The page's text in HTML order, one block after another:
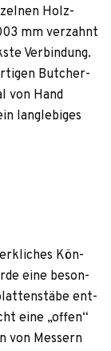
Holz­
mm ver­zahnt
Ver­bin­dung.
But­cher­
von Hand
lang­le­bi­ges
Kön­
eine beson­
ent­
eine „offen“
von Mes­sern